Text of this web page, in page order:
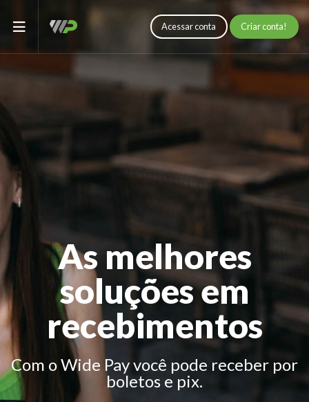
Acessar conta Criar conta!
As melhores
soluções em
recebimentos
Com o Wide Pay você pode receber por
boletos e pix.